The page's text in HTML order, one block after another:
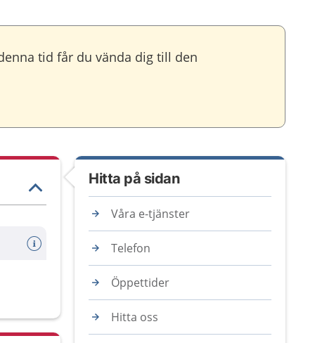
tid får du vända dig till den
Hitta på sidan
Våra e-tjänster
Telefon
Öppettider
Hitta oss